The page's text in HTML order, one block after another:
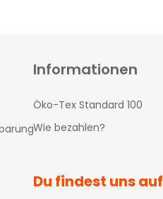
Informationen
Öko-Tex Standard 100
Wie bezahlen?
Du findest uns auf